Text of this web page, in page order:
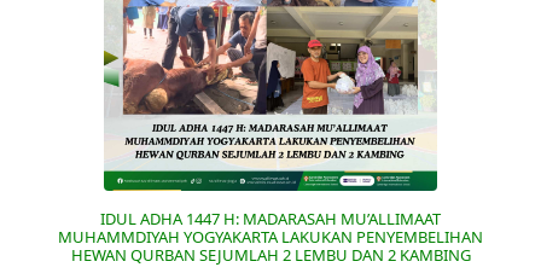
IDUL ADHA 1447 H: MADARASAH MU’ALLIMAAT
MUHAMMDIYAH YOGYAKARTA LAKUKAN PENYEMBELIHAN
HEWAN QURBAN SEJUMLAH 2 LEMBU DAN 2 KAMBING